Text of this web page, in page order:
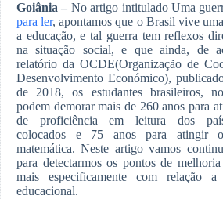
Goiânia – No artigo intitulado Uma
para ler, apontamos que o Brasil vive
a educação, e tal guerra tem reflexos
na situação social, e que ainda, de
relatório da OCDE(Organização de
Desenvolvimento Económico),
de 2018, os estudantes brasileiros,
podem demorar mais de 260 anos para
de proficiência em leitura dos
colocados e 75 anos para atingir
matemática. Neste artigo vamos
para detectarmos os pontos de
mais especificamente com relação a
educacional.